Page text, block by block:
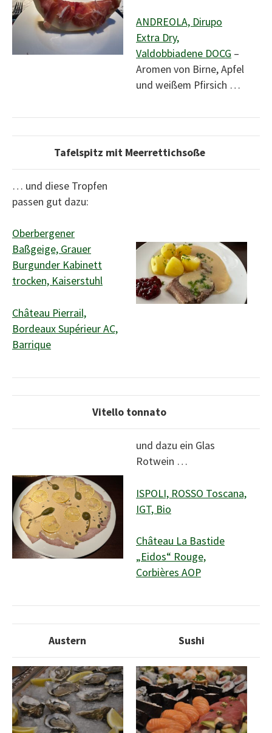
ANDREOLA, Dirupo
Extra Dry,
Valdobbiadene DOCG –
Aromen von Birne, Apfel
und weißem Pfirsich …
Tafelspitz mit Meerrettichsoße
… und diese Tropfen
passen gut dazu:
Oberbergener
Baßgeige, Grauer
Burgunder Kabinett
trocken, Kaiserstuhl
Château Pierrail,
Bordeaux Supérieur AC,
Barrique
Vitello tonnato
und dazu ein Glas
Rotwein …
ISPOLI, ROSSO Toscana,
IGT, Bio
Château La Bastide
„Eidos“ Rouge,
Corbières AOP
Austern Sushi